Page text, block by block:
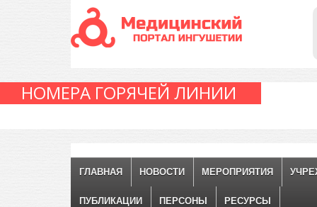
НОМЕРА ГОРЯЧЕЙ ЛИНИИ
ГЛАВНАЯ НОВОСТИ МЕРОПРИЯТИЯ
ПУБЛИКАЦИИ ПЕРСОНЫ РЕСУРСЫ